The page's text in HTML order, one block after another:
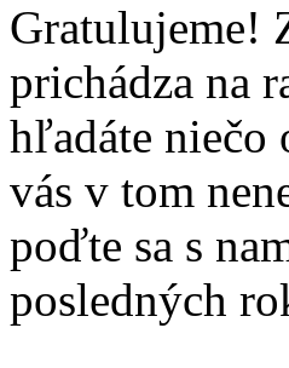
Gratulujeme!
prichádza na
hľadáte niečo
vás v tom
poďte sa s
posledných